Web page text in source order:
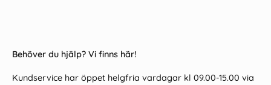
Behöver du hjälp? Vi finns här!
Kundservice har öppet helgfria vardagar kl 09.00-15.00 via